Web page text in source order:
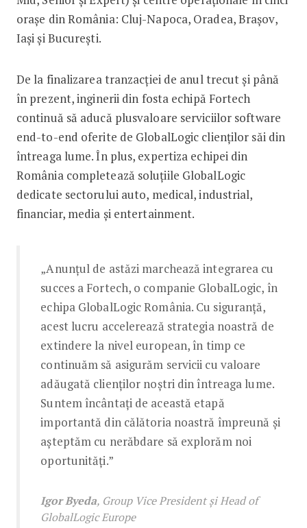
orașe din România: Cluj-Napoca, Oradea, Brașov,
Iași și București.
De la finalizarea tranzacției de anul trecut și până
în prezent, inginerii din fosta echipă Fortech
continuă să aducă plusvaloare serviciilor software
end-to-end oferite de GlobalLogic clienților săi din
întreaga lume. În plus, expertiza echipei din
România completează soluțiile GlobalLogic
dedicate sectorului auto, medical, industrial,
financiar, media și entertainment.
„Anunțul de astăzi marchează integrarea cu
succes a Fortech, o companie GlobalLogic, în
echipa GlobalLogic România. Cu siguranță,
acest lucru accelerează strategia noastră de
extindere la nivel european, în timp ce
continuăm să asigurăm servicii cu valoare
adăugată clienților noștri din întreaga lume.
Suntem încântați de această etapă
importantă din călătoria noastră împreună și
așteptăm cu nerăbdare să explorăm noi
oportunități.”
Igor Byeda, Group Vice President și Head of
GlobalLogic Europe